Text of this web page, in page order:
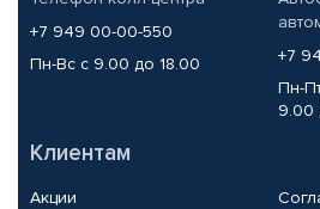
+7 949 00-00-550
Пн-Вс с 9.00 до 18.00
+7
Пн-
9.00
Клиентам
Акции